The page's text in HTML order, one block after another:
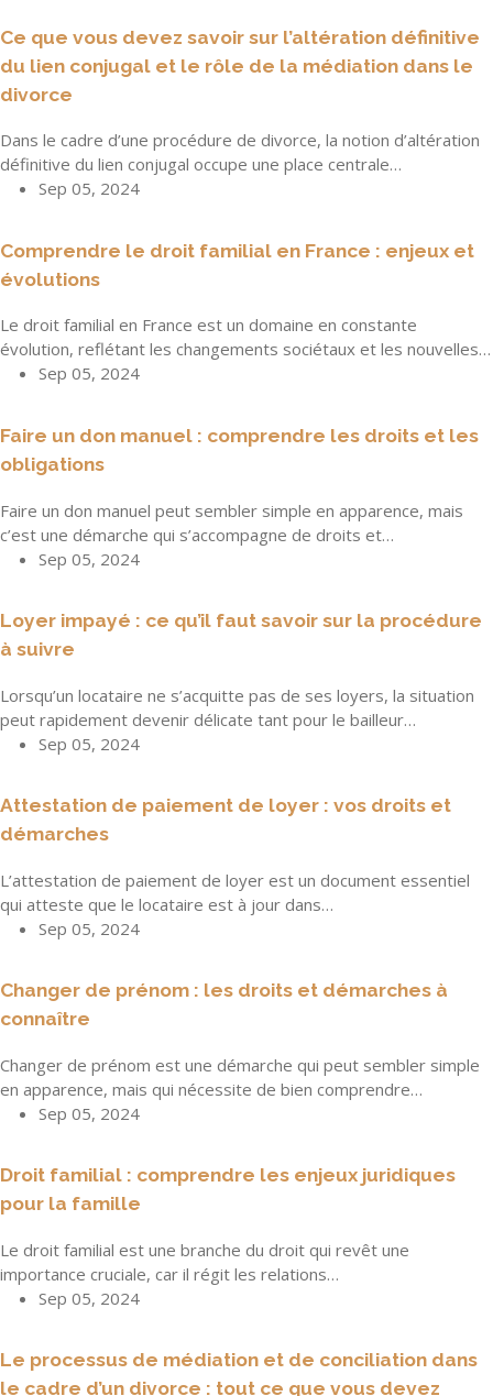
Ce que vous devez savoir sur l’altération définitive
du lien conjugal et le rôle de la médiation dans le
divorce
Dans le cadre d’une procédure de divorce, la notion d’altération
définitive du lien conjugal occupe une place centrale…
Sep 05, 2024
Comprendre le droit familial en France : enjeux et
évolutions
Le droit familial en France est un domaine en constante
évolution, reflétant les changements sociétaux et les nouvelles…
Sep 05, 2024
Faire un don manuel : comprendre les droits et les
obligations
Faire un don manuel peut sembler simple en apparence, mais
c’est une démarche qui s’accompagne de droits et…
Sep 05, 2024
Loyer impayé : ce qu’il faut savoir sur la procédure
à suivre
Lorsqu’un locataire ne s’acquitte pas de ses loyers, la situation
peut rapidement devenir délicate tant pour le bailleur…
Sep 05, 2024
Attestation de paiement de loyer : vos droits et
démarches
L’attestation de paiement de loyer est un document essentiel
qui atteste que le locataire est à jour dans…
Sep 05, 2024
Changer de prénom : les droits et démarches à
connaître
Changer de prénom est une démarche qui peut sembler simple
en apparence, mais qui nécessite de bien comprendre…
Sep 05, 2024
Droit familial : comprendre les enjeux juridiques
pour la famille
Le droit familial est une branche du droit qui revêt une
importance cruciale, car il régit les relations…
Sep 05, 2024
Le processus de médiation et de conciliation dans
le cadre d’un divorce : tout ce que vous devez